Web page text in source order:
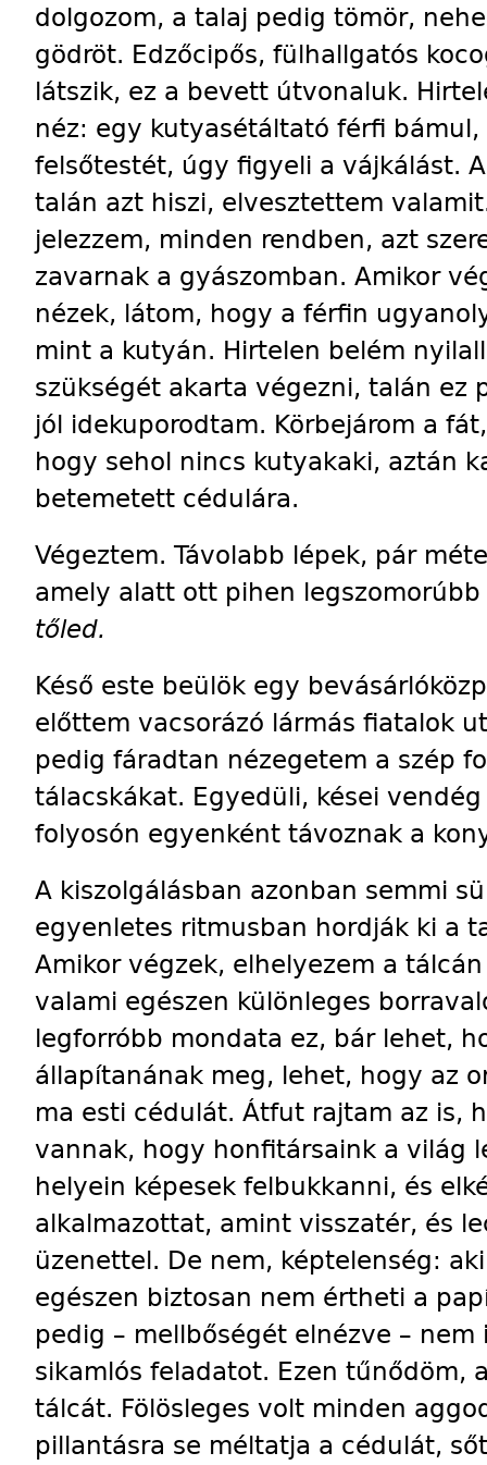
dolgozom, a talaj pedig tömör,
gödröt. Edzőcipős, fülhallgatós
látszik, ez a bevett útvonaluk.
néz: egy kutyasétáltató férfi
felsőtestét, úgy figyeli a vájkálást.
talán azt hiszi, elvesztettem
jelezzem, minden rendben, azt
zavarnak a gyászomban. Amikor
nézek, látom, hogy a férfin
mint a kutyán. Hirtelen belém
szükségét akarta végezni, talán ez
jól idekuporodtam. Körbejárom a
hogy sehol nincs kutyakaki, aztán
betemetett cédulára.
Végeztem. Távolabb lépek, pár
amely alatt ott pihen
tőled.
Késő este beülök egy
előttem vacsorázó lármás fiatalok
pedig fáradtan nézegetem a szép
tálacskákat. Egyedüli, kései
folyosón egyenként távoznak a
A kiszolgálásban azonban semmi
egyenletes ritmusban hordják ki a
Amikor végzek, elhelyezem a
valami egészen különleges
legforróbb mondata ez, bár lehet,
állapítanának meg, lehet, hogy az
ma esti cédulát. Átfut rajtam az is,
vannak, hogy honfitársaink a világ
helyein képesek felbukkanni, és
alkalmazottat, amint visszatér, és
üzenettel. De nem, képtelenség:
egészen biztosan nem értheti a
pedig – mellbőségét elnézve –
sikamlós feladatot. Ezen tűnődöm,
tálcát. Fölösleges volt minden
pillantásra se méltatja a cédulát,